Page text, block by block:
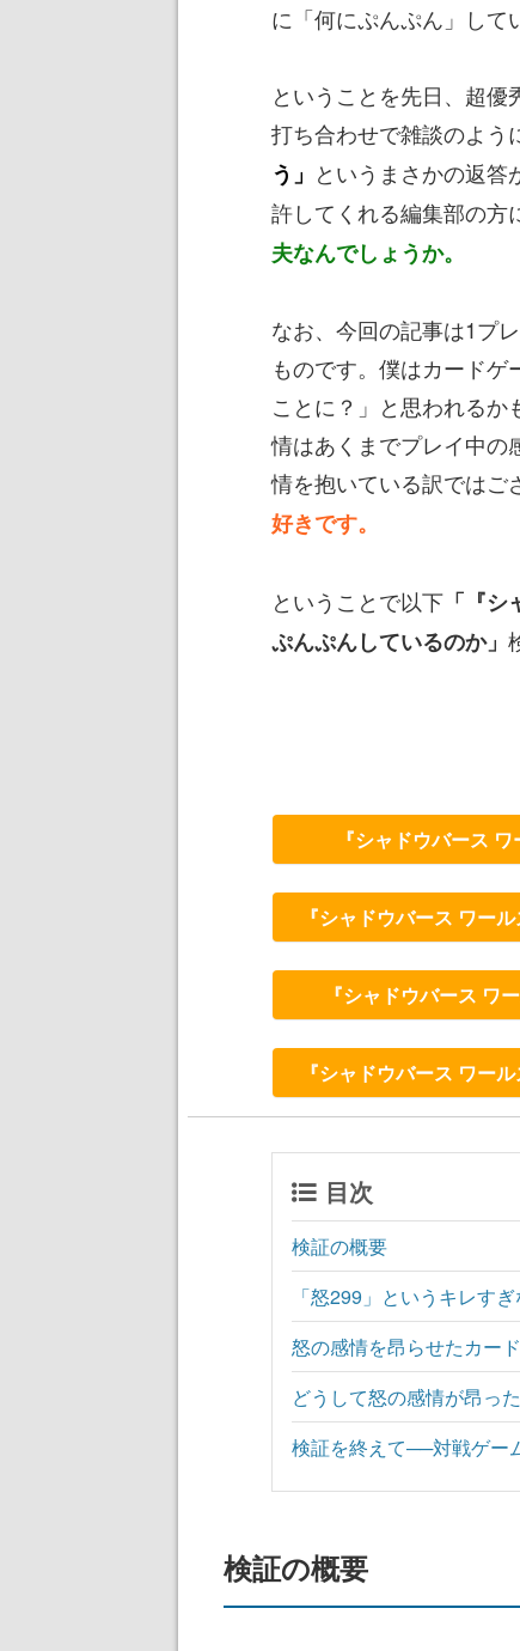
に「何にぷんぷん」して
ということを先日、超優
打ち合わせで雑談のよう
う」 というまさかの返答
許してくれる編集部の方
夫なんでしょうか。
なお、今回の記事は1プ
ものです。僕はカード
ことに？」と思われる
情はあくまでプレイ中の
情を抱いている訳ではご
好きです。
ということで以下 「『
ぷんぷんしているのか」
『シャドウバース
『シャドウバース ワー
『シャドウバース ワ
『シャドウバース ワー
目次
検証の概要
「怒299」というキレす
怒の感情を昂らせたカー
どうして怒の感情が昂っ
検証を終えて──対戦ゲー
検証の概要